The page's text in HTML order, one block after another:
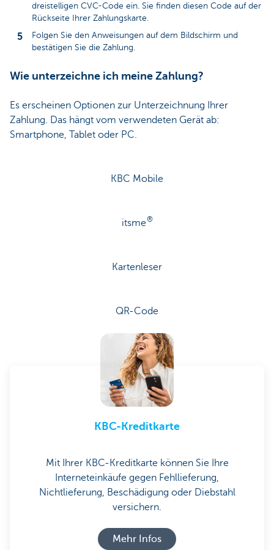
dreistelligen CVC-Code ein. Sie finden diesen Code auf der
Rückseite Ihrer Zahlungskarte.
Folgen Sie den Anweisungen auf dem Bildschirm und
bestätigen Sie die Zahlung.
Wie unterzeichne ich meine Zahlung?
Es erscheinen Optionen zur Unterzeichnung Ihrer
Zahlung. Das hängt vom verwendeten Gerät ab:
Smartphone, Tablet oder PC.
KBC Mobile
itsme®
Kartenleser
QR-Code
KBC-Kreditkarte
Mit Ihrer KBC-Kreditkarte können Sie Ihre
Interneteinkäufe gegen Fehllieferung,
Nichtlieferung, Beschädigung oder Diebstahl
versichern.
Mehr Infos